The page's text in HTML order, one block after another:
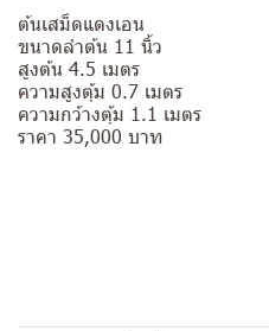
ต้นเสม็ดแดงเอน
ขนาดลำต้น 11 นิ้ว
สูงต้น 4.5 เมตร
ความสูงตุ้ม 0.7 เมตร
ความกว้างตุ้ม 1.1 เมตร
ราคา 35,000 บาท